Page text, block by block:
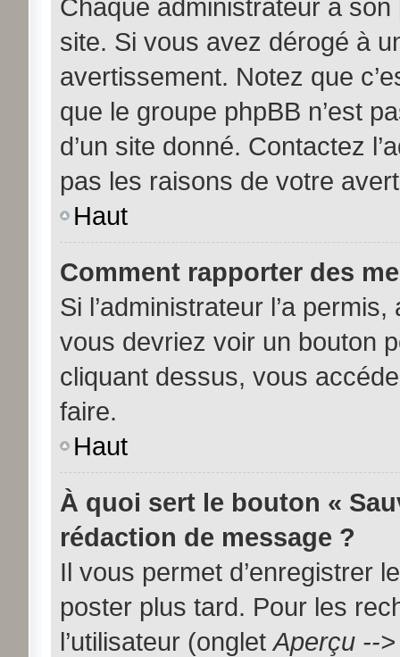
Chaque administrateur a
site. Si vous avez dérogé à
avertissement. Notez que
que le groupe phpBB n’est
d’un site donné. Contactez
pas les raisons de votre
Haut
Comment rapporter des
Si l’administrateur l’a
vous devriez voir un bouton
cliquant dessus, vous
faire.
Haut
À quoi sert le bouton «
rédaction de message ?
Il vous permet d’enregistrer
poster plus tard. Pour les
l’utilisateur (ongletAperçu --